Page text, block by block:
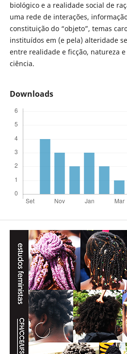
biológico e a realidade social de
uma rede de interações,
constituição do “objeto”, temas
instituídos em (e pela) alteridade
entre realidade e ficção, natureza
ciência.
Downloads